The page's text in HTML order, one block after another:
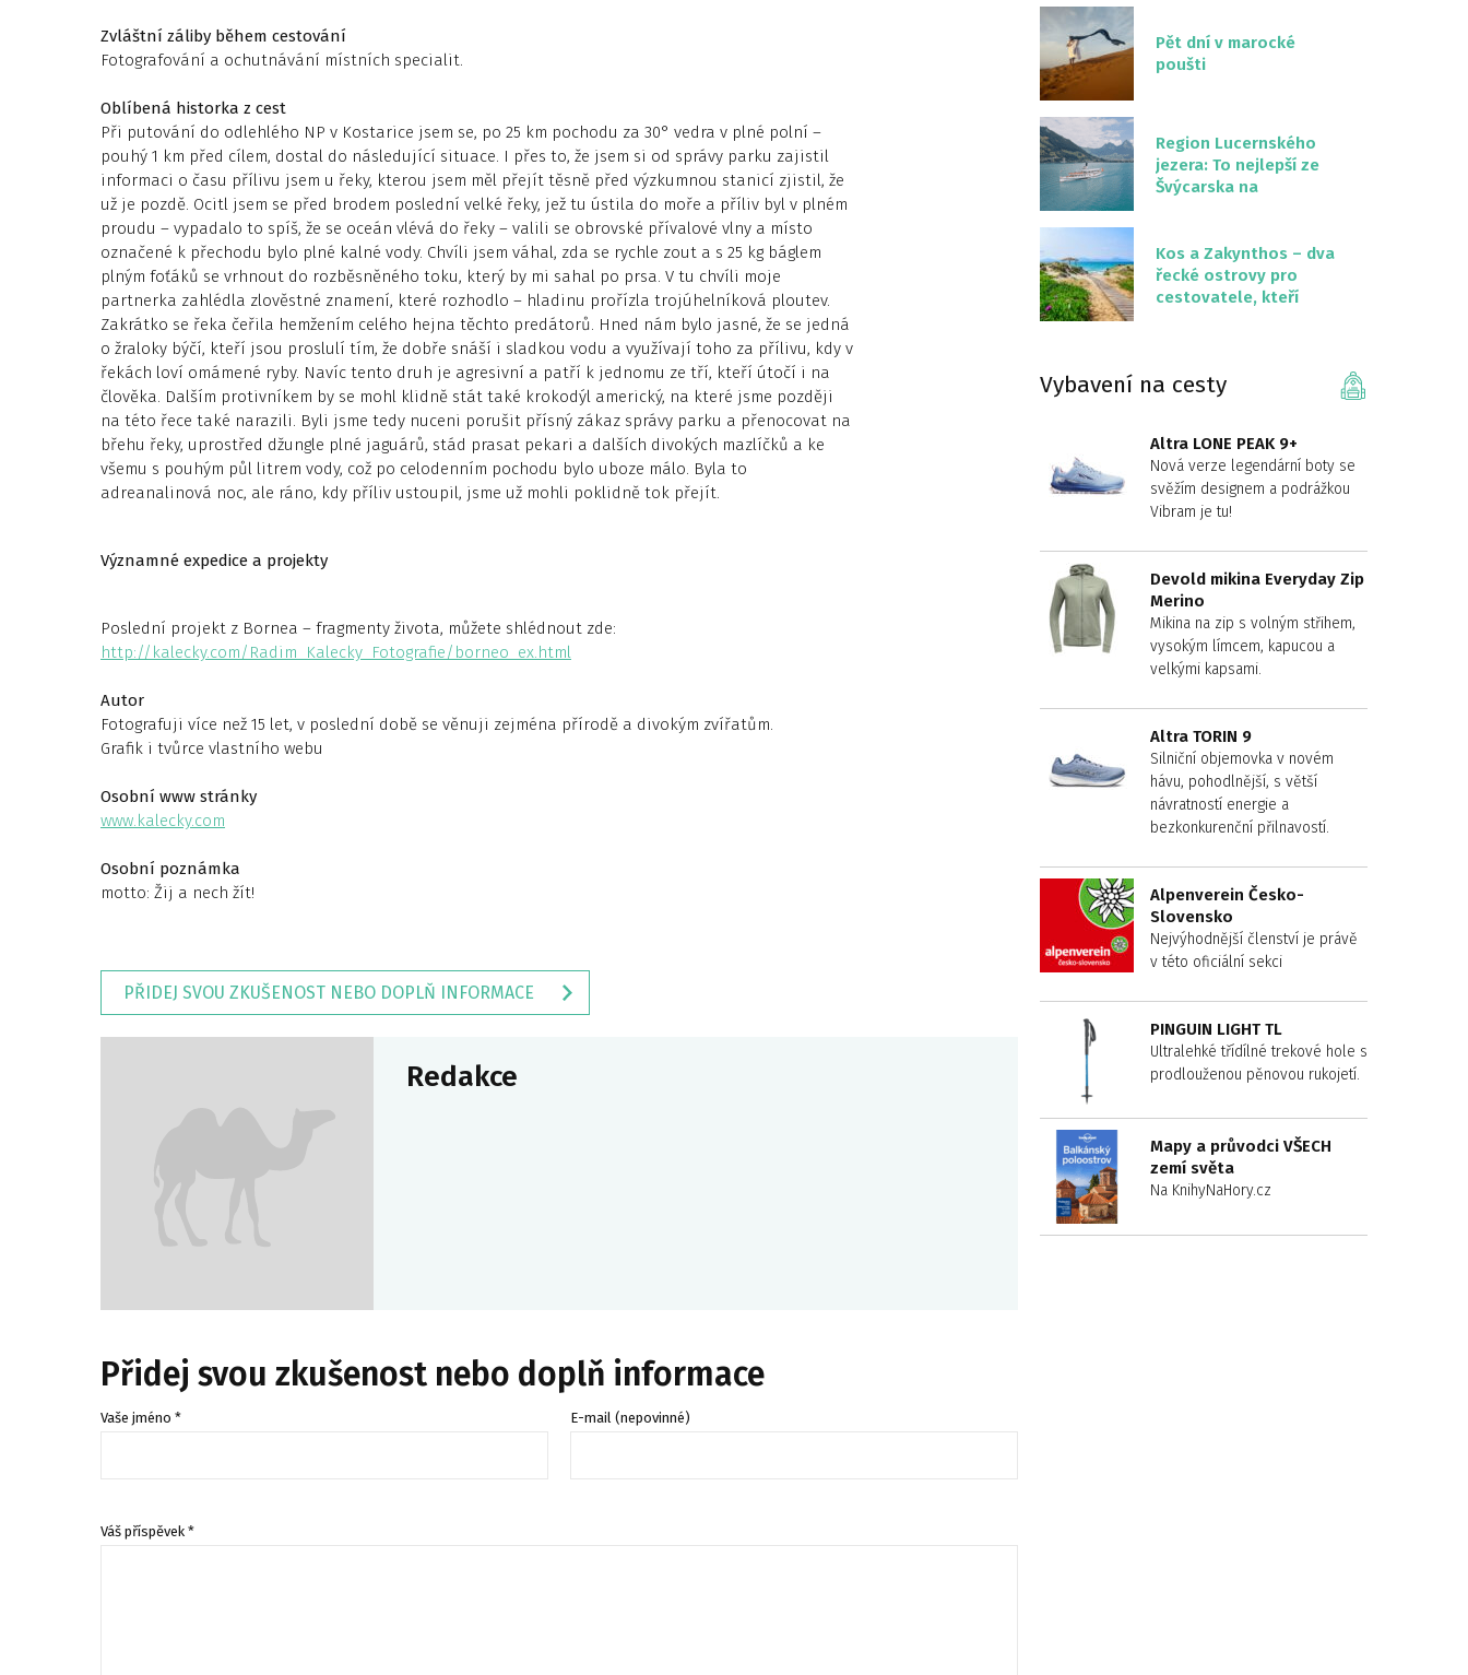
Zvláštní záliby během cestování
Fotografování a ochutnávání místních specialit.
Oblíbená historka z cest
Při putování do odlehlého NP v Kostarice jsem se, po 25 km pochodu za 30° vedra v plné polní –
pouhý 1 km před cílem, dostal do následující situace. I přes to, že jsem si od správy parku zajistil
informaci o času přílivu jsem u řeky, kterou jsem měl přejít těsně před výzkumnou stanicí zjistil, že
už je pozdě. Ocitl jsem se před brodem poslední velké řeky, jež tu ústila do moře a příliv byl v plném
proudu – vypadalo to spíš, že se oceán vlévá do řeky – valili se obrovské přívalové vlny a místo
označené k přechodu bylo plné kalné vody. Chvíli jsem váhal, zda se rychle zout a s 25 kg báglem
plným foťáků se vrhnout do rozběsněného toku, který by mi sahal po prsa. V tu chvíli moje
partnerka zahlédla zlověstné znamení, které rozhodlo – hladinu prořízla trojúhelníková ploutev.
Zakrátko se řeka čeřila hemžením celého hejna těchto predátorů. Hned nám bylo jasné, že se jedná
o žraloky býčí, kteří jsou proslulí tím, že dobře snáší i sladkou vodu a využívají toho za přílivu, kdy v
řekách loví omámené ryby. Navíc tento druh je agresivní a patří k jednomu ze tří, kteří útočí i na
člověka. Dalším protivníkem by se mohl klidně stát také krokodýl americký, na které jsme později
na této řece také narazili. Byli jsme tedy nuceni porušit přísný zákaz správy parku a přenocovat na
břehu řeky, uprostřed džungle plné jaguárů, stád prasat pekari a dalších divokých mazlíčků a ke
všemu s pouhým půl litrem vody, což po celodenním pochodu bylo uboze málo. Byla to
adreanalinová noc, ale ráno, kdy příliv ustoupil, jsme už mohli poklidně tok přejít.
Významné expedice a projekty
Poslední projekt z Bornea – fragmenty života, můžete shlédnout zde:
http://kalecky.com/Radim_Kalecky_Fotografie/borneo_ex.html
Autor
Fotografuji více než 15 let, v poslední době se věnuji zejména přírodě a divokým zvířatům.
Grafik i tvůrce vlastního webu
Osobní www stránky
www.kalecky.com
Osobní poznámka
motto: Žij a nech žít!
PŘIDEJ SVOU ZKUŠENOST NEBO DOPLŇ INFORMACE
Redakce
Přidej svou zkušenost nebo doplň informace
Vaše jméno * E-mail (nepovinné)
Váš příspěvek *
Pět dní v marocké
poušti
Region Lucernského
jezera: To nejlepší ze
Švýcarska na
Kos a Zakynthos – dva
řecké ostrovy pro
cestovatele, kteří
Vybavení na cesty
Altra LONE PEAK 9+
Nová verze legendární boty se
svěžím designem a podrážkou
Vibram je tu!
Devold mikina Everyday Zip
Merino
Mikina na zip s volným střihem,
vysokým límcem, kapucou a
velkými kapsami.
Altra TORIN 9
Silniční objemovka v novém
hávu, pohodlnější, s větší
návratností energie a
bezkonkurenční přilnavostí.
Alpenverein Česko-
Slovensko
Nejvýhodnější členství je právě
v této oficiální sekci
PINGUIN LIGHT TL
Ultralehké třídílné trekové hole s
prodlouženou pěnovou rukojetí.
Mapy a průvodci VŠECH
zemí světa
Na KnihyNaHory.cz